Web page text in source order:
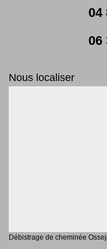
04
06
Nous localiser
Débistrage de cheminée